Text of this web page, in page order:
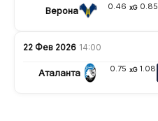
Верона 0.46 xG 0.85
22 Фев 2026 14:00
Аталанта 0.75 xG 1.08